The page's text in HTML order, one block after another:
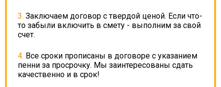
Заключаем договор с твердой ценой. Если что-
то забыли включить в смету - выполним за свой
счет.
Все сроки прописаны в договоре с указанием
пенни за просрочку. Мы заинтересованы сдать
качественно и в срок!